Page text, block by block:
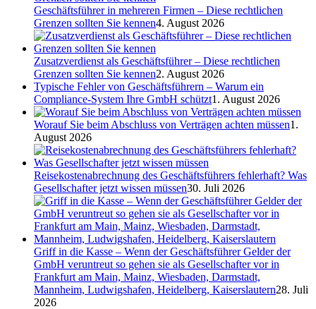
Geschäftsführer in mehreren Firmen – Diese rechtlichen
Grenzen sollten Sie kennen4. August 2026
Zusatzverdienst als Geschäftsführer – Diese rechtlichen
Grenzen sollten Sie kennen2. August 2026
Typische Fehler von Geschäftsführern – Warum ein
Compliance-System Ihre GmbH schützt1. August 2026
Worauf Sie beim Abschluss von Verträgen achten müssen1.
August 2026
Reisekostenabrechnung des Geschäftsführers fehlerhaft? Was
Gesellschafter jetzt wissen müssen30. Juli 2026
Griff in die Kasse – Wenn der Geschäftsführer Gelder der
GmbH veruntreut so gehen sie als Gesellschafter vor in
Frankfurt am Main, Mainz, Wiesbaden, Darmstadt,
Mannheim, Ludwigshafen, Heidelberg, Kaiserslautern28. Juli
2026